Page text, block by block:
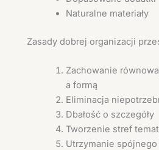
Naturalne materiały
Zasady dobrej organizacji
Zachowanie
a formą
Eliminacja
Dbałość o szczegóły
Tworzenie stref
Utrzymanie